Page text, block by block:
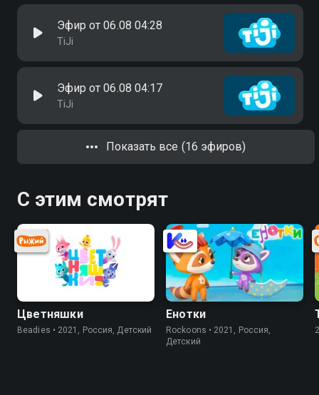
Эфир от 06.08 04:28
TiJi
Эфир от 06.08 04:17
TiJi
Показать все (16 эфиров)
С этим смотрят
Цветняшки
Beadies • 2021, Россия, Детский
Енотки
Rockoons • 2021, Россия,
Детский